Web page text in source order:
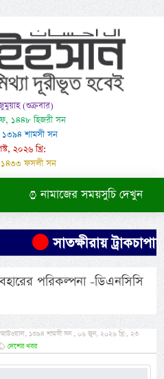
(শুক্রবার)
১৪৪৮ হিজরী সন
শামসী সন
২০২৬ খ্রি:
১৪৩৩ ফসলী সন
নামাজের সময়সুচি দেখুন
সাতক্ষীরায়
পরিকল্পনা -ডিএনসিসি
১৩৯৪ শামসী সন , ০৬ জুন, ২০২৬ খ্রি:, ২৩
দেশের খবর